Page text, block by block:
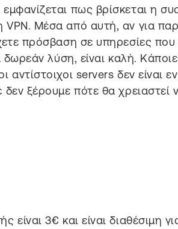
πως βρίσκεται η
Μέσα από αυτή, αν για
πρόσβαση σε υπηρεσίες που
λύση, είναι καλή.
servers δεν είναι
δεν ξέρουμε πότε θα
είναι 3€ και είναι διαθέσιμη